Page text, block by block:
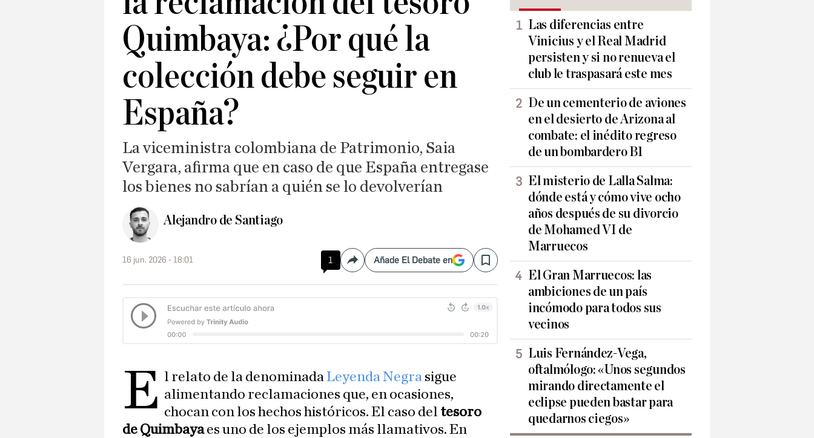
Quimbaya: ¿Por qué la
colección debe seguir en
España?
La viceministra colombiana de Patrimonio, Saia
Vergara, afirma que en caso de que España entregase
los bienes no sabrían a quién se lo devolverían
Alejandro de Santiago
16 jun. 2026 - 18:01 1 CompartirAñade El Debate en Save
E l relato de la denominadaLeyenda Negra sigue
alimentando reclamaciones que, en ocasiones,
chocan con los hechos históricos. El caso del tesoro
de Quimbayaes uno de los ejemplos más llamativos. En
Las diferencias entre
Vinicius y el Real Madrid
persisten y si no renueva el
club le traspasará este mes
De un cementerio de aviones
en el desierto de Arizona al
combate: el inédito regreso
de un bombardero B1
El misterio de Lalla Salma:
dónde está y cómo vive ocho
años después de su divorcio
de Mohamed VI de
Marruecos
El Gran Marruecos: las
ambiciones de un país
incómodo para todos sus
vecinos
Luis Fernández-Vega,
oftalmólogo: «Unos segundos
mirando directamente el
eclipse pueden bastar para
quedarnos ciegos»